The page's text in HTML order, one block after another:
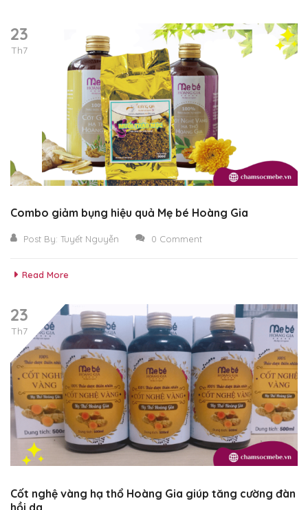
23
Th7
Combo giảm bụng hiệu quả Mẹ bé Hoàng Gia
Post By: Tuyết Nguyễn 0 Comment
Read More
23
Th7
Cốt nghệ vàng hạ thổ Hoàng Gia giúp tăng cường đàn